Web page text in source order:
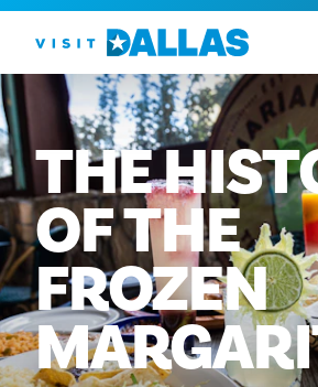
Ir al contenido
THE
OFTHE
FROZEN